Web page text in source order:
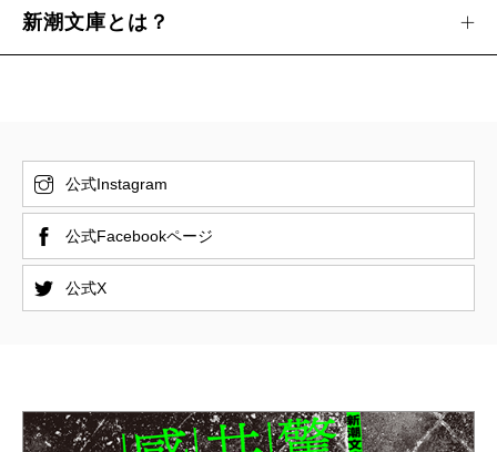
新潮文庫とは？
公式Instagram
公式Facebookページ
公式X